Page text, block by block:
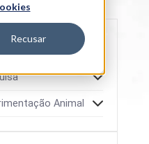
Recusar
Animal